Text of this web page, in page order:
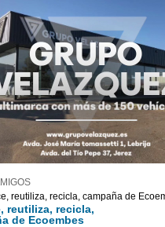
reutiliza, recicla,
de Ecoembes